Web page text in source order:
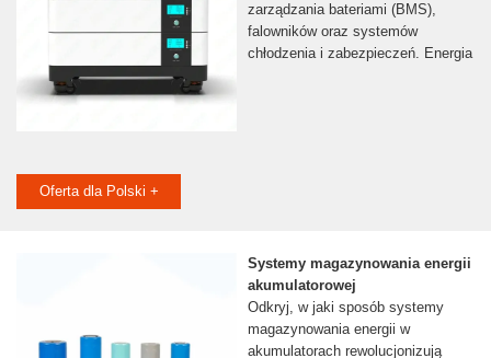
zarządzania bateriami (BMS),
falowników oraz systemów
chłodzenia i zabezpieczeń. Energia
Oferta dla Polski +
Systemy magazynowania energii
akumulatorowej
Odkryj, w jaki sposób systemy
magazynowania energii w
akumulatorach rewolucjonizują